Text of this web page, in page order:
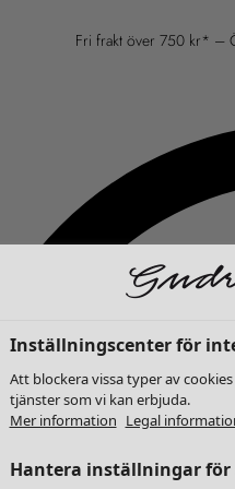
Fri frakt över 750 kr* –
Inställningscenter för
Att blockera vissa typer av
tjänster som vi kan erbjuda.
Mer information Legal
Hantera inställningar för